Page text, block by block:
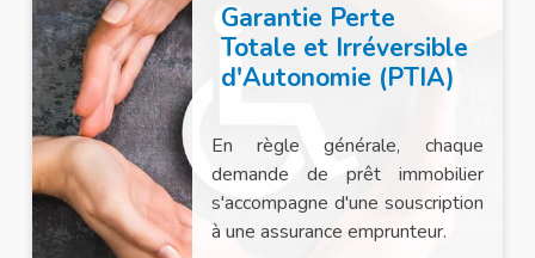
Garantie Perte
Totale et Irréversible
d'Autonomie (PTIA)
En règle générale, chaque
demande de prêt immobilier
s'accompagne d'une souscription
à une assurance emprunteur.